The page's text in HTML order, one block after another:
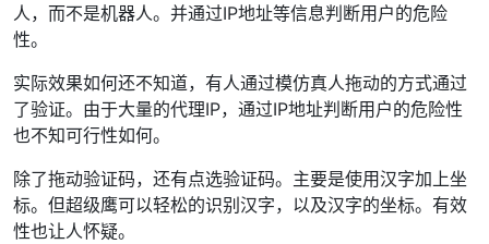
人，而不是机器人。并通过IP地址等信息判断用户的危险
性。
实际效果如何还不知道，有人通过模仿真人拖动的方式通过
了验证。由于大量的代理IP，通过IP地址判断用户的危险性
也不知可行性如何。
除了拖动验证码，还有点选验证码。主要是使用汉字加上坐
标。但超级鹰可以轻松的识别汉字，以及汉字的坐标。有效
性也让人怀疑。